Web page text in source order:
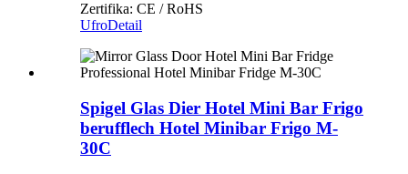
Zertifika: CE / RoHS
UfroDetail
Spigel Glas Dier Hotel Mini Bar Frigo
berufflech Hotel Minibar Frigo M-
30C